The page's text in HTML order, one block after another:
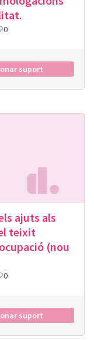
0
suport
ajuts als
teixit
(nou
0
suport